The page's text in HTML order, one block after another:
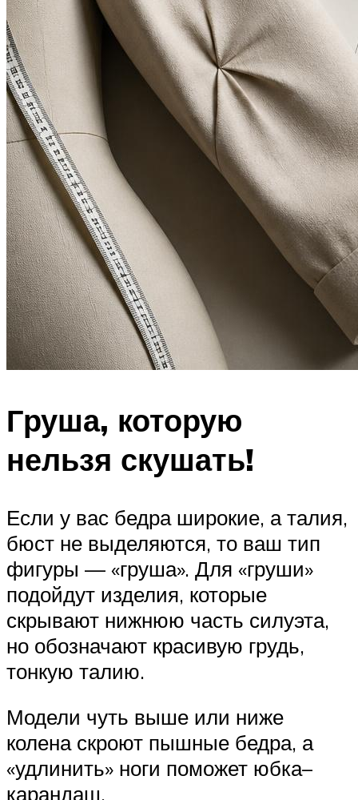
Груша, которую
нельзя скушать!
Если у вас бедра широкие, а талия,
бюст не выделяются, то ваш тип
фигуры — «груша». Для «груши»
подойдут изделия, которые
скрывают нижнюю часть силуэта,
но обозначают красивую грудь,
тонкую талию.
Модели чуть выше или ниже
колена скроют пышные бедра, а
«удлинить» ноги поможет юбка–
карандаш.